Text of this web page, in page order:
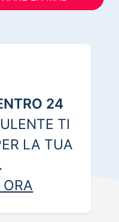
24
TI
LA TUA